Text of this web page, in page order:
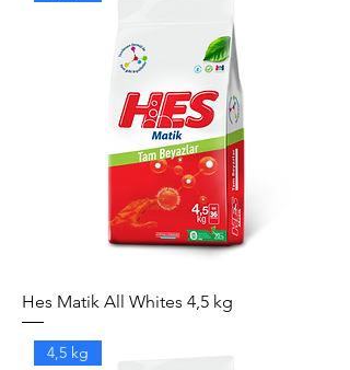
Hes Matik All Whites 4,5 kg
4,5 kg